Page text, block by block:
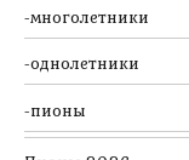
многолетники
однолетники
пионы